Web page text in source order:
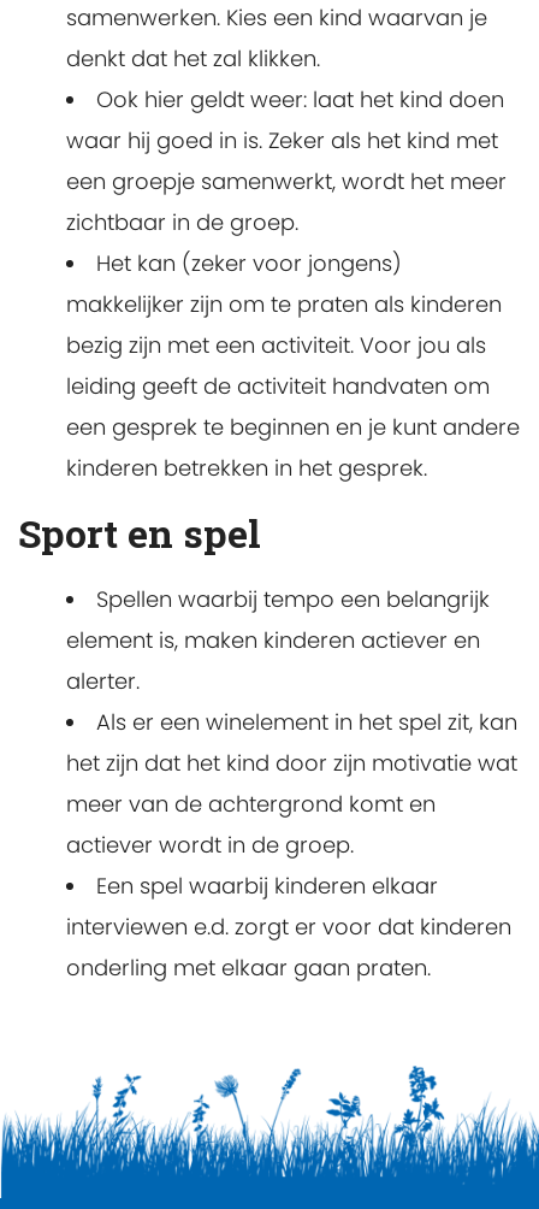
samenwerken. Kies een kind waarvan je
denkt dat het zal klikken.
Ook hier geldt weer: laat het kind doen
waar hij goed in is. Zeker als het kind met
een groepje samenwerkt, wordt het meer
zichtbaar in de groep.
Het kan (zeker voor jongens)
makkelijker zijn om te praten als kinderen
bezig zijn met een activiteit. Voor jou als
leiding geeft de activiteit handvaten om
een gesprek te beginnen en je kunt andere
kinderen betrekken in het gesprek.
Sport en spel
Spellen waarbij tempo een belangrijk
element is, maken kinderen actiever en
alerter.
Als er een winelement in het spel zit, kan
het zijn dat het kind door zijn motivatie wat
meer van de achtergrond komt en
actiever wordt in de groep.
Een spel waarbij kinderen elkaar
interviewen e.d. zorgt er voor dat kinderen
onderling met elkaar gaan praten.